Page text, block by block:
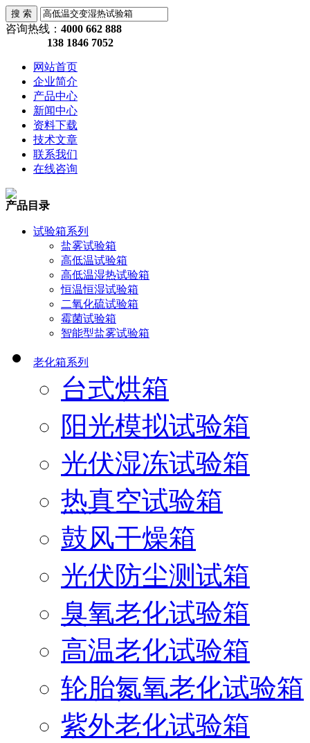
咨询热线： 4000 662 888
138 1846 7052
网站首页
企业简介
产品中心
新闻中心
资料下载
技术文章
联系我们
在线咨询
产品目录
试验箱系列
盐雾试验箱
高低温试验箱
高低温湿热试验箱
恒温恒湿试验箱
二氧化硫试验箱
霉菌试验箱
智能型盐雾试验箱
老化箱系列
台式烘箱
阳光模拟试验箱
光伏湿冻试验箱
热真空试验箱
鼓风干燥箱
光伏防尘测试箱
臭氧老化试验箱
高温老化试验箱
轮胎氮氧老化试验箱
紫外老化试验箱